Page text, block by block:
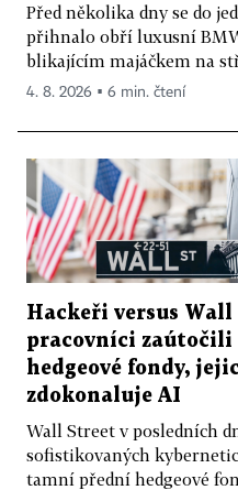
Před několika dny se do
přihnalo obří luxusní
blikajícím majáčkem na
4. 8. 2026 ▪ 6 min. čtení
Hackeři versus
pracovníci zaútočili
hedgeové fondy,
zdokonaluje AI
Wall Street v posledních
sofistikovaných
tamní přední hedgeové